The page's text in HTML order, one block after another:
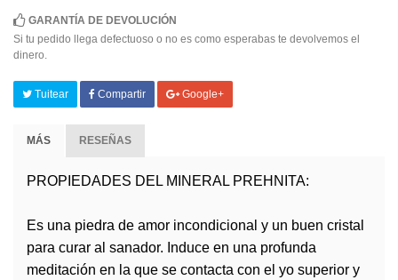
GARANTÍA DE DEVOLUCIÓN
Si tu pedido llega defectuoso o no es como esperabas te devolvemos el
dinero.
Tuitear Compartir Google+
MÁS RESEÑAS
PROPIEDADES DEL MINERAL PREHNITA:
Es una piedra de amor incondicional y un buen cristal
para curar al sanador. Induce en una profunda
meditación en la que se contacta con el yo superior y